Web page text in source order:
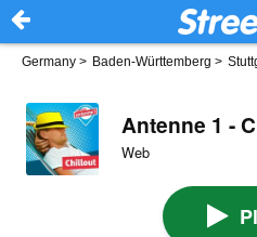
Germany > Baden-Württemberg >
Antenne 1 -
Web